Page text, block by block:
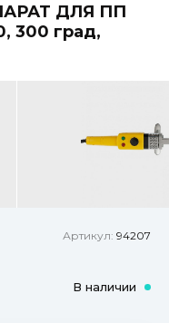
ДЛЯ ПП
300 град,
Артикул: 94207
В наличии